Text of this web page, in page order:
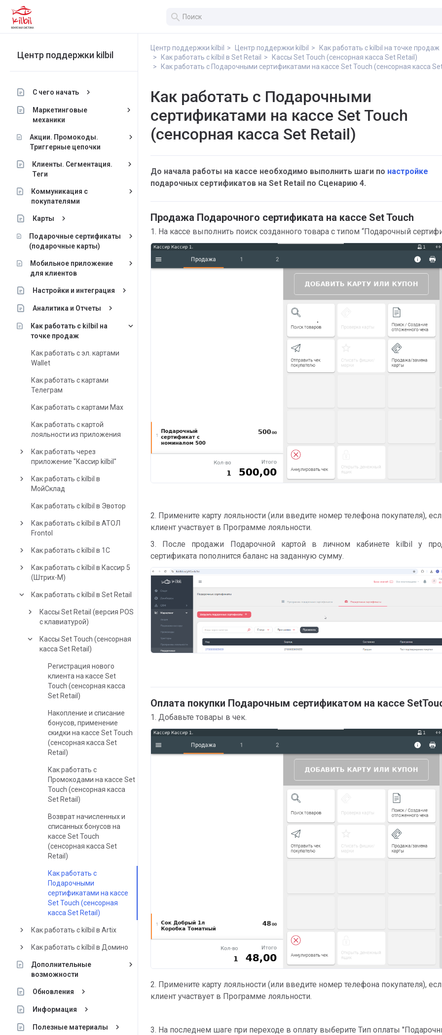
search
Центр поддержки kilbil
С чего начать keyboard_arrow_right
Маркетинговые
механики
keyboard_arrow_right
Акции. Промокоды.
Триггерные цепочки
keyboard_arrow_right
Клиенты. Сегментация.
Теги
keyboard_arrow_right
Коммуникация с
покупателями
keyboard_arrow_right
Карты keyboard_arrow_right
Подарочные сертификаты
(подарочные карты)
keyboard_arrow_right
Мобильное приложение
для клиентов
keyboard_arrow_right
Настройки и интеграция keyboard_arrow_right
Аналитика и Отчеты keyboard_arrow_right
Как работать с kilbil на
точке продаж
keyboard_arrow_down
Как работать с эл. картами
Wallet
Как работать с картами
Телеграм
Как работать с картами Max
Как работать с картой
лояльности из приложения
keyboard_arrow_right
Как работать через
приложение "Кассир kilbil"
keyboard_arrow_right
Как работать с kilbil в
МойСклад
Как работать с kilbil в Эвотор
keyboard_arrow_right
Как работать с kilbil в АТОЛ
Frontol
keyboard_arrow_right Как работать с kilbil в 1С
keyboard_arrow_right
Как работать с kilbil в Кассир 5
(Штрих-М)
keyboard_arrow_down Как работать с kilbil в Set Retail
keyboard_arrow_right
Кассы Set Retail (версия POS
с клавиатурой)
keyboard_arrow_down
Кассы Set Touch (сенсорная
касса Set Retail)
Регистрация нового
клиента на кассе Set
Touch (сенсорная касса
Set Retail)
Накопление и списание
бонусов, применение
скидки на кассе Set Touch
(сенсорная касса Set
Retail)
Как работать с
Промокодами на кассе Set
Touch (сенсорная касса
Set Retail)
Возврат начисленных и
списанных бонусов на
кассе Set Touch
(сенсорная касса Set
Retail)
Как работать с
Подарочными
сертификатами на кассе
Set Touch (сенсорная
касса Set Retail)
keyboard_arrow_right Как работать с kilbil в Artix
keyboard_arrow_right Как работать с kilbil в Домино
Дополнительные
возможности
keyboard_arrow_right
Обновления keyboard_arrow_right
Информация keyboard_arrow_right
Полезные материалы keyboard_arrow_right
Центр поддержки kilbil Центр поддержки kilbil
Как работать с kilbil на точке продаж
Как работать с kilbil в Set Retail
Кассы Set Touch (сенсорная касса Set Retail)
Как работать с Подарочными сертификатами на кассе Set Touch (сенсорная касса
Как работать с Подарочными
сертификатами на кассе Set Touch
(сенсорная касса Set Retail)
До начала работы на кассе необходимо выполнить шаги по настройке
подарочных сертификатов на Set Retail по Сценарию 4.
Продажа Подарочного сертификата на кассе Set Touch
1. На кассе выполнить поиск созданного товара с типом “Подарочный
2. Примените карту лояльности (или введите номер телефона покупателя),
клиент участвует в Программе лояльности.
3. После продажи Подарочной картой в личном кабинете kilbil у
сертификата пополнится баланс на заданную сумму.
Оплата покупки Подарочным сертификатом на кассе
1. Добавьте товары в чек.
2. Примените карту лояльности (или введите номер телефона покупателя),
клиент участвует в Программе лояльности.
3. На последнем шаге при переходе в оплату выберите Тип оплаты